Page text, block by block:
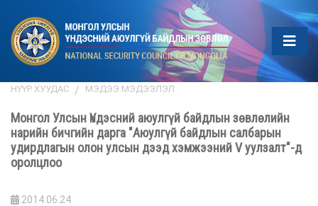
НҮҮР ХУУДАС МЭДЭЭ МЭДЭЭЛЭЛ
Монгол Улсын Үндэсний аюулгүй байдлын зөвлөлийн
нарийн бичгийн дарга "Аюулгүй байдлын салбарын
удирдлагын олон улсын дээд хэмжээний V уулзалт"-д
оролцлоо
2014.06.24